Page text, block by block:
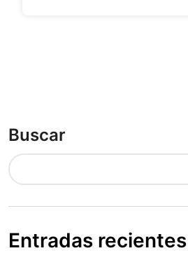
Buscar
Entradas recientes